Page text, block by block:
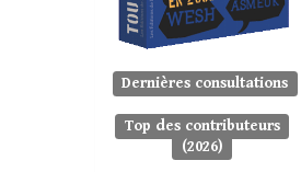
Dernières consultations
Top des contributeurs
(2026)